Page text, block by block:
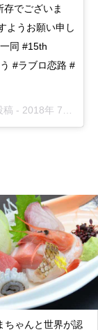
でございま
ようお願い申し
同 #15th
#ラブロ恋路 #
稿 - 2018年 7月月4日午後7時46分PDT
ちゃんと世界が認